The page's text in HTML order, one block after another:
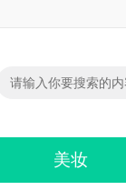
美妆